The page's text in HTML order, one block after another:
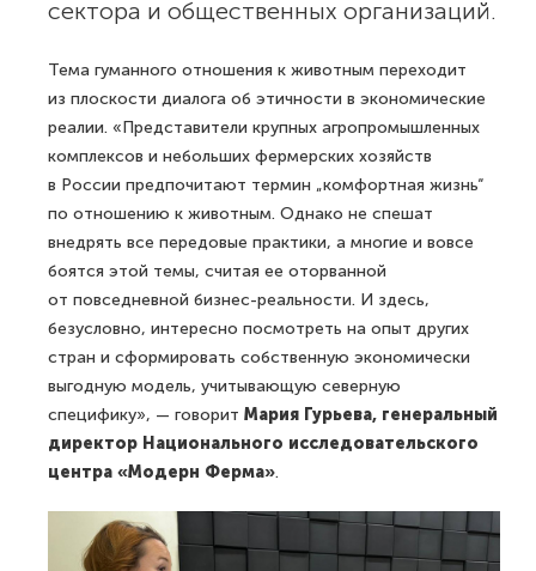
сектора и общественных организаций.
Тема гуманного отношения к животным переходит
из плоскости диалога об этичности в экономические
реалии. «Представители крупных агропромышленных
комплексов и небольших фермерских хозяйств
в России предпочитают термин „комфортная жизнь“
по отношению к животным. Однако не спешат
внедрять все передовые практики, а многие и вовсе
боятся этой темы, считая ее оторванной
от повседневной бизнес-реальности. И здесь,
безусловно, интересно посмотреть на опыт других
стран и сформировать собственную экономически
выгодную модель, учитывающую северную
специфику», — говорит Мария Гурьева, генеральный
директор Национального исследовательского
центра «Модерн Ферма».